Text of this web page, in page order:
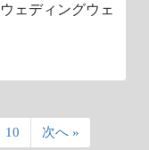
ェディングウェ
10 次へ »